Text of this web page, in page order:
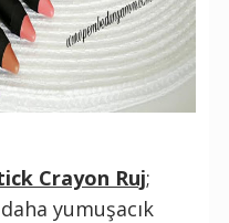
Crayon Ruj;
yumuşacık